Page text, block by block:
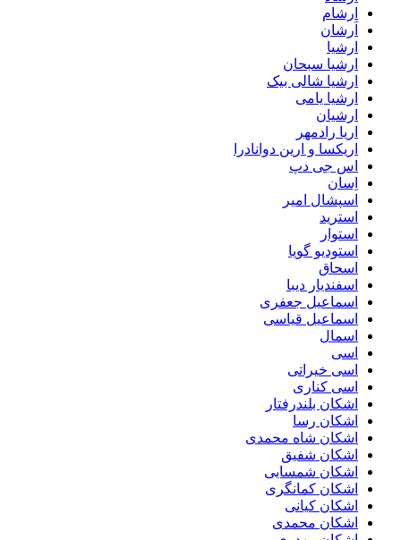
ارشام
اَرشان
ارشیا
ارشیا سبحان
ارشیا شالی بیک
ارشیا یامی
ارشیان
اریا رادمهر
اریکسا و ارین دوانادرا
اس جی دپ
اِسان
اسپشال امیر
استرید
استوار
استودیو گویا
اسحاق
اسفندیار دیبا
اسماعیل جعفری
اسماعیل قیاسی
اسمال
اسی
اسی خیراتی
اسی کناری
اشکان بلندرفتار
اشکان رسا
اشکان شاه محمدی
اشکان شفیق
اشکان شمسایی
اشکان‌ کمانگری
اشکان کیانی
اشکان محمدی